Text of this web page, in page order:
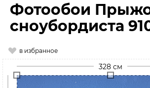
Фотообои
сноубордиста
в избранное
328 см